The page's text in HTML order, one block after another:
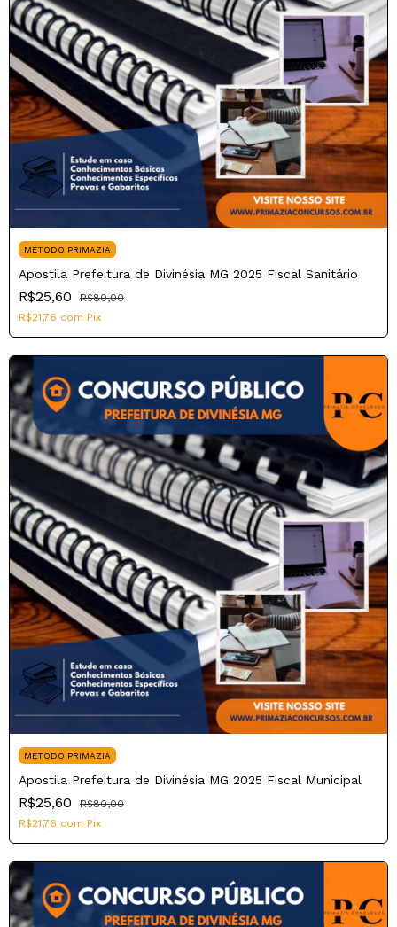
MÉTODO PRIMAZIA
Apostila Prefeitura de Divinésia MG 2025 Fiscal Sanitário
R$25,60
R$80,00
R$21,76 com Pix
MÉTODO PRIMAZIA
Apostila Prefeitura de Divinésia MG 2025 Fiscal Municipal
R$25,60
R$80,00
R$21,76 com Pix